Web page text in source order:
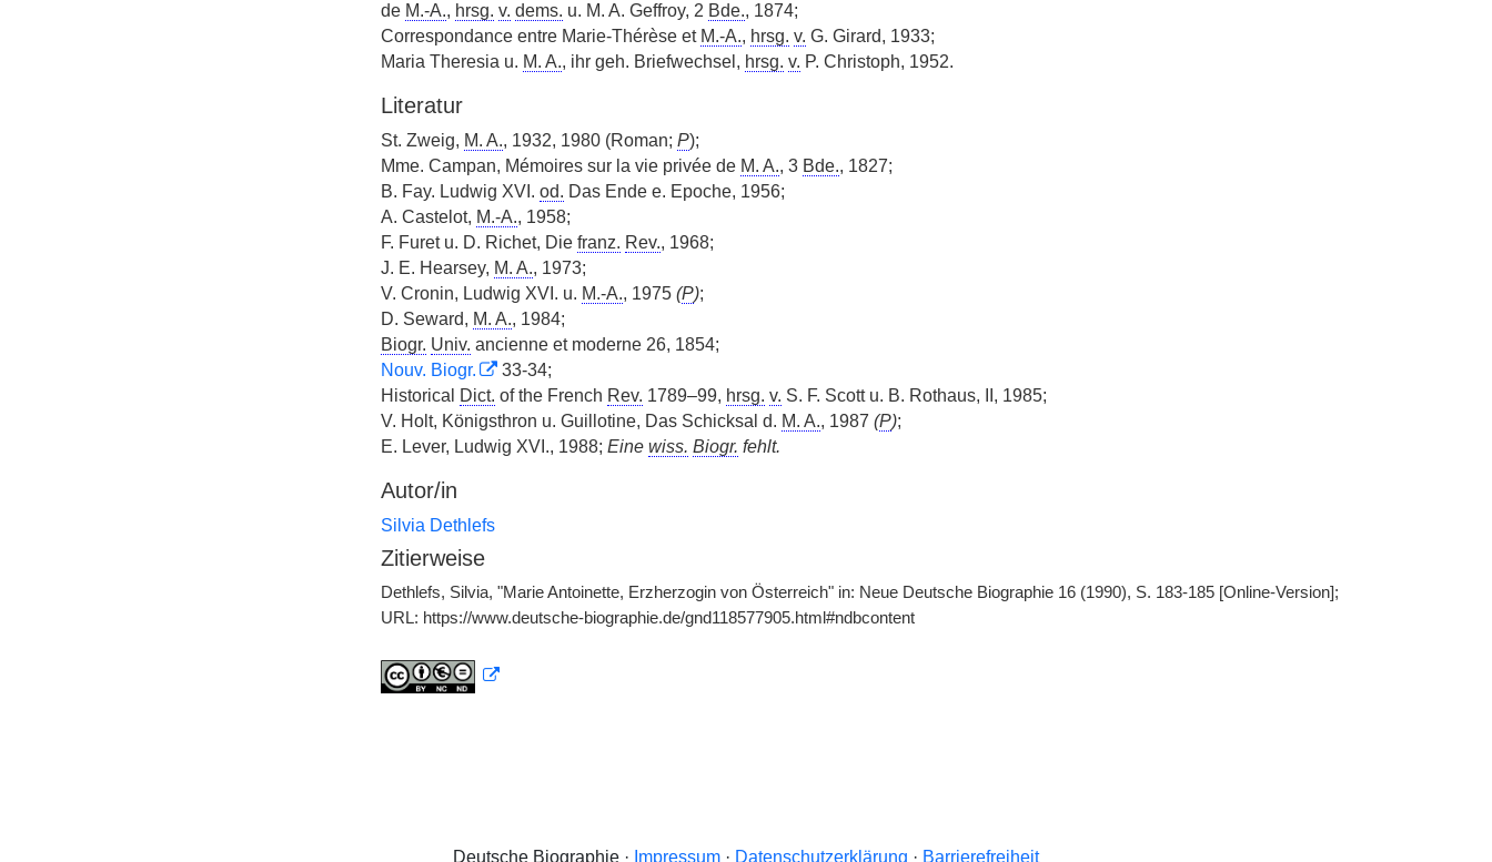
de M.-A., hrsg. v. dems. u. M. A. Geffroy, 2 Bde., 1874;
Correspondance entre Marie-Thérèse et M.-A., hrsg. v. G. Girard, 1933;
Maria Theresia u. M. A., ihr geh. Briefwechsel, hrsg. v. P. Christoph, 1952.
Literatur
St. Zweig, M. A., 1932, 1980 (Roman; P);
Mme. Campan, Mémoires sur la vie privée de M. A., 3 Bde., 1827;
B. Fay. Ludwig XVI. od. Das Ende e. Epoche, 1956;
A. Castelot, M.-A., 1958;
F. Furet u. D. Richet, Die franz. Rev., 1968;
J. E. Hearsey, M. A., 1973;
V. Cronin, Ludwig XVI. u. M.-A., 1975 (P);
D. Seward, M. A., 1984;
Biogr. Univ. ancienne et moderne 26, 1854;
Nouv. Biogr.
33-34;
Historical
Dict. of the French Rev. 1789–99, hrsg. v. S. F. Scott u. B. Rothaus, II, 1985;
V. Holt, Königsthron u. Guillotine, Das Schicksal d. M. A., 1987 (P);
E. Lever, Ludwig XVI., 1988; Eine wiss. Biogr. fehlt.
Autor/in
Silvia Dethlefs
Zitierweise
Dethlefs, Silvia, "Marie Antoinette, Erzherzogin von Österreich" in: Neue Deutsche Biographie 16 (1990), S. 183-185 [Online-Version];
URL: https://www.deutsche-biographie.de/gnd118577905.html#ndbcontent
Deutsche Biographie · Impressum · Datenschutzerklärung · Barrierefreiheit